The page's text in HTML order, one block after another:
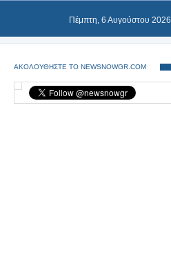
Πέμπτη, 6 Αυγούστου 2026
ΑΚΟΛΟΥΘΗΣΤΕ ΤΟ NEWSNOWGR.COM